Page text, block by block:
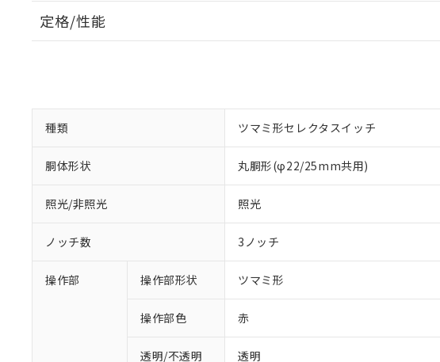
定格/性能
種類 ツマミ形セレクタスイッチ
胴体形状 丸胴形(φ22/25mm共用)
照光/非照光 照光
ノッチ数 3ノッチ
操作部 操作部形状 ツマミ形
操作部色 赤
透明/不透明 透明